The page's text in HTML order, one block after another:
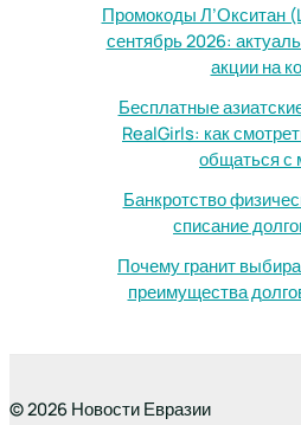
Промокоды Л’Окситан
сентябрь 2026:
акции на
Бесплатные
RealGirls: как
общаться с
Банкротство
списание
Почему гранит
преимущества
© 2026 Новости Евразии